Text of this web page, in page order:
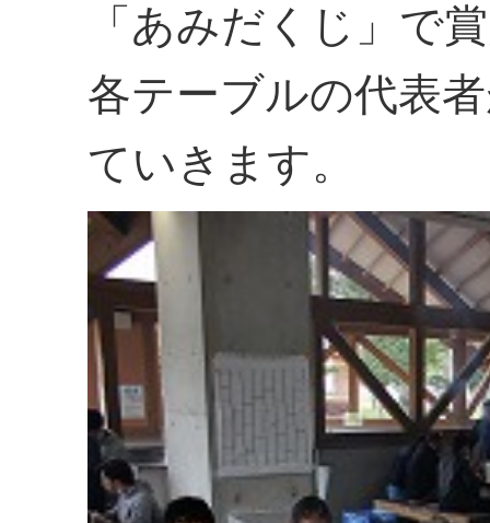
「あみだくじ」で
各テーブルの代表
ていきます。